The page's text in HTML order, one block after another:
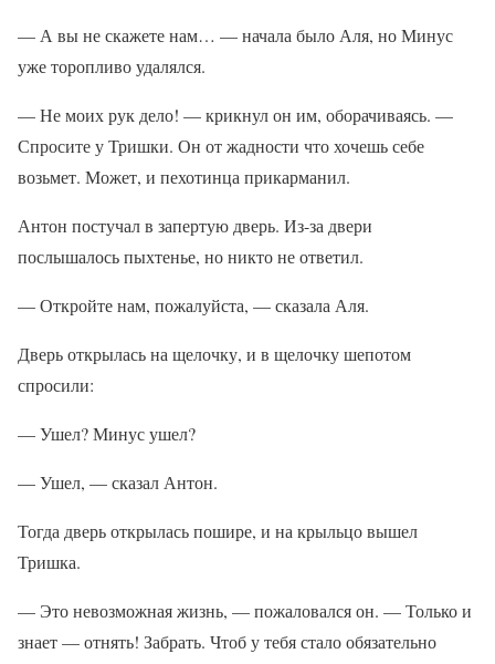
— А вы не скажете нам… — начала было Аля, но Минус
уже торопливо удалялся.
— Не моих рук дело! — крикнул он им, оборачиваясь. —
Спросите у Тришки. Он от жадности что хочешь себе
возьмет. Может, и пехотинца прикарманил.
Антон постучал в запертую дверь. Из-за двери
послышалось пыхтенье, но никто не ответил.
— Откройте нам, пожалуйста, — сказала Аля.
Дверь открылась на щелочку, и в щелочку шепотом
спросили:
— Ушел? Минус ушел?
— Ушел, — сказал Антон.
Тогда дверь открылась пошире, и на крыльцо вышел
Тришка.
— Это невозможная жизнь, — пожаловался он. — Только и
знает — отнять! Забрать. Чтоб у тебя стало обязательно